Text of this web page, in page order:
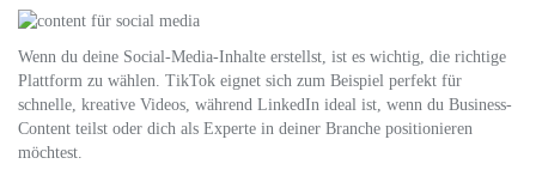
Wenn du deine Social-Media-Inhalte erstellst, ist es wichtig, die richtige
Plattform zu wählen. TikTok eignet sich zum Beispiel perfekt für
schnelle, kreative Videos, während LinkedIn ideal ist, wenn du Business-
Content teilst oder dich als Experte in deiner Branche positionieren
möchtest.